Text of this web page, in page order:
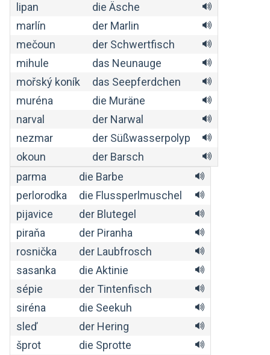
lipan
die Äsche
marlín
der Marlin
mečoun
der Schwertfisch
mihule
das Neunauge
mořský koník
das Seepferdchen
muréna
die Muräne
narval
der Narwal
nezmar
der Süßwasserpolyp
okoun
der Barsch
parma
die Barbe
perlorodka
die Flussperlmuschel
pijavice
der Blutegel
piraňa
der Piranha
rosnička
der Laubfrosch
sasanka
die Aktinie
sépie
der Tintenfisch
siréna
die Seekuh
sleď
der Hering
šprot
die Sprotte